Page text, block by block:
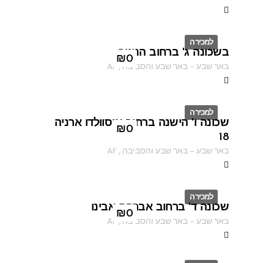
למכירה
ID
₪0
בשכונה ג' ברחוב הנוטר
באר שבע–באר שבע והסביבה ,
AF
למכירה
ID
₪0
שכונה ו' הישנה ברחוב אוסוולדו ארניה
18
באר שבע–באר שבע והסביבה ,
AF
למכירה
ID
₪0
שכונה ד' ברחוב אברהם אבינו
באר שבע–באר שבע והסביבה ,
AF